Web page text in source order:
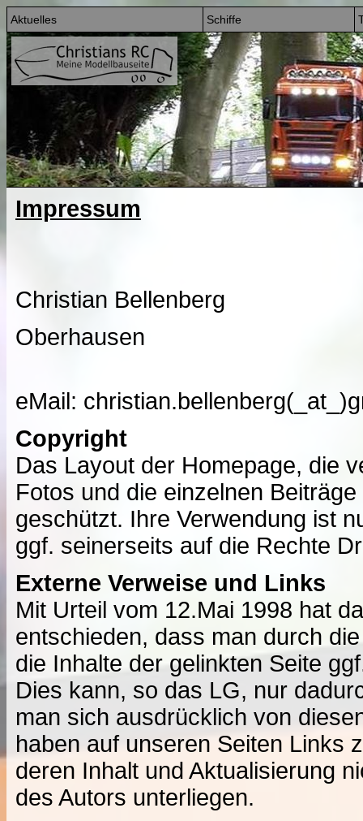
Aktuelles Schiffe
Impressum
Christian Bellenberg
Oberhausen
eMail:
Copyright
Das Layout der Homepage, die
Fotos und die einzelnen
geschützt. Ihre Verwendung ist
ggf. seinerseits auf die Rechte
Externe Verweise und Links
Mit Urteil vom 12.Mai 1998 hat
entschieden, dass man durch
die Inhalte der gelinkten Seite
Dies kann, so das LG, nur
man sich ausdrücklich von
haben auf unseren Seiten Links
deren Inhalt und Aktualisierung
des Autors unterliegen.